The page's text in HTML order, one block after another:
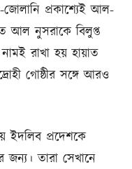
প্রকাশ্যেই আল-
আল নুসরাকে বিলুপ্ত
রাখা হয় হায়াত
গোষ্ঠীর সঙ্গে আরও
ইদলিব প্রদেশকে
জন্য। তারা সেখানে